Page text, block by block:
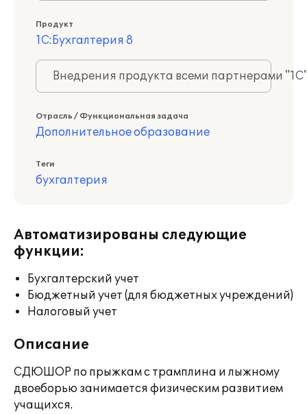
Продукт
1С:Бухгалтерия 8
Внедрения продукта всеми партнерами
Отрасль / Функциональная задача
Дополнительное образование
Теги
бухгалтерия
Автоматизированы следующие
функции:
Бухгалтерский учет
Бюджетный учет (для бюджетных учреждений)
Налоговый учет
Описание
СДЮШОР по прыжкам с трамплина и лыжному
двоеборью занимается физическим развитием
учащихся.